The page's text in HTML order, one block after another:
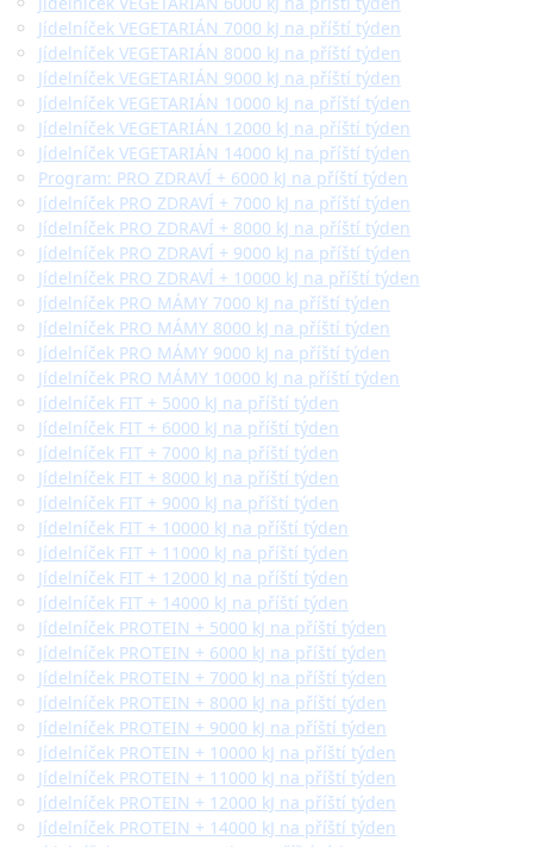
Jídelníček VEGETARIÁN 7000 kJ na příští týden
Jídelníček VEGETARIÁN 8000 kJ na příští týden
Jídelníček VEGETARIÁN 9000 kJ na příští týden
Jídelníček VEGETARIÁN 10000 kJ na příští týden
Jídelníček VEGETARIÁN 12000 kJ na příští týden
Jídelníček VEGETARIÁN 14000 kJ na příští týden
Program: PRO ZDRAVÍ + 6000 kJ na příští týden
Jídelníček PRO ZDRAVÍ + 7000 kJ na příští týden
Jídelníček PRO ZDRAVÍ + 8000 kJ na příští týden
Jídelníček PRO ZDRAVÍ + 9000 kJ na příští týden
Jídelníček PRO ZDRAVÍ + 10000 kJ na příští týden
Jídelníček PRO MÁMY 7000 kJ na příští týden
Jídelníček PRO MÁMY 8000 kJ na příští týden
Jídelníček PRO MÁMY 9000 kJ na příští týden
Jídelníček PRO MÁMY 10000 kJ na příští týden
Jídelníček FIT + 5000 kJ na příští týden
Jídelníček FIT + 6000 kJ na příští týden
Jídelníček FIT + 7000 kJ na příští týden
Jídelníček FIT + 8000 kJ na příští týden
Jídelníček FIT + 9000 kJ na příští týden
Jídelníček FIT + 10000 kJ na příští týden
Jídelníček FIT + 11000 kJ na příští týden
Jídelníček FIT + 12000 kJ na příští týden
Jídelníček FIT + 14000 kJ na příští týden
Jídelníček PROTEIN + 5000 kJ na příští týden
Jídelníček PROTEIN + 6000 kJ na příští týden
Jídelníček PROTEIN + 7000 kJ na příští týden
Jídelníček PROTEIN + 8000 kJ na příští týden
Jídelníček PROTEIN + 9000 kJ na příští týden
Jídelníček PROTEIN + 10000 kJ na příští týden
Jídelníček PROTEIN + 11000 kJ na příští týden
Jídelníček PROTEIN + 12000 kJ na příští týden
Jídelníček PROTEIN + 14000 kJ na příští týden